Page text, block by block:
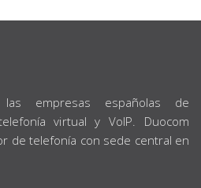
empresas españolas de
virtual y VoIP. Duocom
de telefonía con sede central en